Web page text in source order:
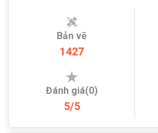
Bản vẽ
1427
Đánh giá(0)
5/5